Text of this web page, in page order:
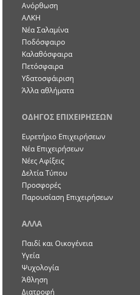
Ανόρθωση
ΑΛΚΗ
Νέα Σαλαμίνα
Ποδόσφαιρο
Καλαθόσφαιρα
Πετόσφαιρα
Υδατοσφάιριση
Άλλα αθλήματα
ΟΔΗΓΟΣ ΕΠΙΧΕΙΡΗΣΕΩΝ
Ευρετήριο Επιχειρήσεων
Nέα Επιχειρήσεων
Νέες Αφίξεις
Δελτία Τύπου
Προσφορές
Παρουσίαση Επιχειρήσεων
ΑΛΛΑ
Παιδί και Οικογένεια
Υγεία
Ψυχολογία
Άθληση
Διατροφή